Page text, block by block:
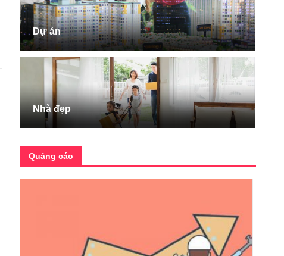
Dự án
Nhà đẹp
Quảng cáo